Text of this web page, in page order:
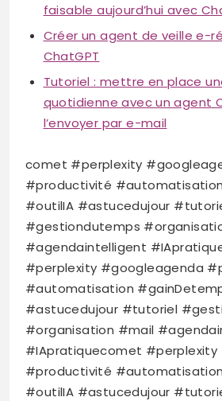
faisable aujourd’hui avec
Créer un agent de veille e-
ChatGPT
Tutoriel : mettre en place
quotidienne avec un agent
l’envoyer par e-mail
comet #perplexity
#productivité
#outilIA #astucedujour
#gestiondutemps
#agendaintelligent
#perplexity #googleagenda
#automatisation
#astucedujour #tutoriel
#organisation #mail
#IApratiquecomet
#productivité
#outilIA #astucedujour